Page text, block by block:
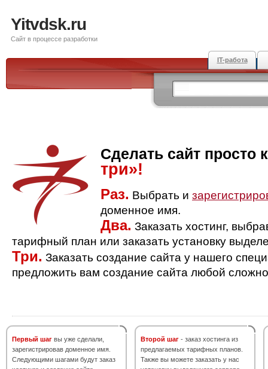
Yitvdsk.ru
Сайт в процессе разработки
IT-работа
Сделать сайт просто
три»!
Раз. Выбрать и
доменное имя.
Два. Заказать хостинг,
тарифный план или заказать установку
Три. Заказать создание сайта у нашего
предложить вам создание сайта любой
Первый шаг вы уже сделали,
зарегистрировав доменное имя.
Следующими шагами будут заказ
Второй шаг - заказ хостинга из
предлагаемых тарифных планов.
Также вы можете заказать у нас